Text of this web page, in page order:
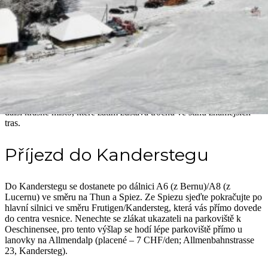
A jak to v takové ráno, kdy jsem chtěla stihnout všechno, u nás
vypadalo? V půl osmé odjezd, v půl deváté příjezd do Kanderstegu,
rychle zaparkovat u hokejové haly, vyložit děti a jejich hokejové
tašky a hurá k lanovce naAllmenalp.V devět jsme vystupovali z
mini lanovky na Allmendalp a vyráželi na trasu. Podle popisu měla
trvat něco přes dvě hodiny, my to zvládli svižným tempem a už v
jedenáct jsme byli zpátky u haly. Právě včas, abychom stihli
polovinu dceřina zápasu a pak i celý synův.
Hektické? Ano. Stálo to za to? Rozhodně!
Objevili jsme totiž
další krásné místo, které zatím zůstává trochu ve stínu známějších
tras.
Příjezd do Kanderstegu
Do Kanderstegu se dostanete po dálnici A6 (z Bernu)/A8 (z
Lucernu) ve směru na Thun a Spiez. Ze Spiezu sjeďte pokračujte po
hlavní silnici ve směru Frutigen/Kandersteg, která vás přímo dovede
do centra vesnice. Nenechte se zlákat ukazateli na parkoviště k
Oeschinensee, pro tento výšlap se hodí lépe parkoviště přímo u
lanovky na Allmendalp (placené – 7 CHF/den; Allmenbahnstrasse
23, Kandersteg).